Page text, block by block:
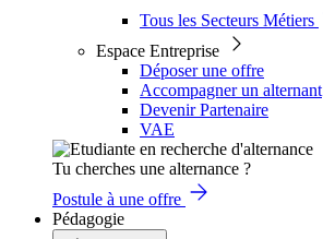
Tous les Secteurs Métiers
Espace Entreprise
Déposer une offre
Accompagner un alternant
Devenir Partenaire
VAE
Tu cherches une alternance ?
Postule à une offre
Pédagogie